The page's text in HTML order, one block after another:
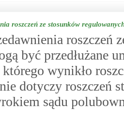
roszczeń ze stosunków
roszczeń
być przedłużane
którego wynikło
dotyczy roszczeń
sądu